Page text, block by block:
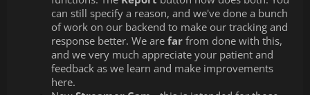
can still specify a reason, and we've done a bunch
of work on our backend to make our tracking and
response better. We are far from done with this,
and we very much appreciate your patient and
feedback as we learn and make improvements
here.